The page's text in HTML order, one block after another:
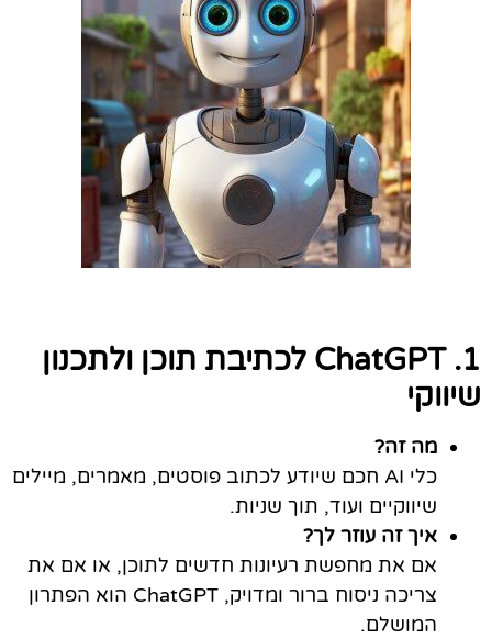
1. ChatGPT לכתיבת תוכן ולתכנון
שיווקי
מה זה?
כלי AI חכם שיודע לכתוב פוסטים, מאמרים, מיילים
שיווקיים ועוד, תוך שניות.
איך זה עוזר לך?
אם את מחפשת רעיונות חדשים לתוכן, או אם את
צריכה ניסוח ברור ומדויק, ChatGPT הוא הפתרון
המושלם.